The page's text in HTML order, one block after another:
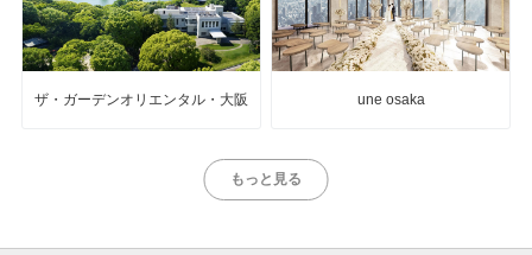
ザ・ガーデンオリエンタル・大阪 une osaka
もっと見る